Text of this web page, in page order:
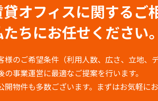
オフィスに関するご
ちにお任せください。
様のご希望条件（利用人数、広さ、立地、
の事業運営に最適なご提案を行います。
開物件も多数ございます。まずはお気軽に